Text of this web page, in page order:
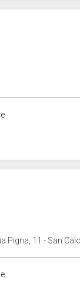
Pigna, 11 - San